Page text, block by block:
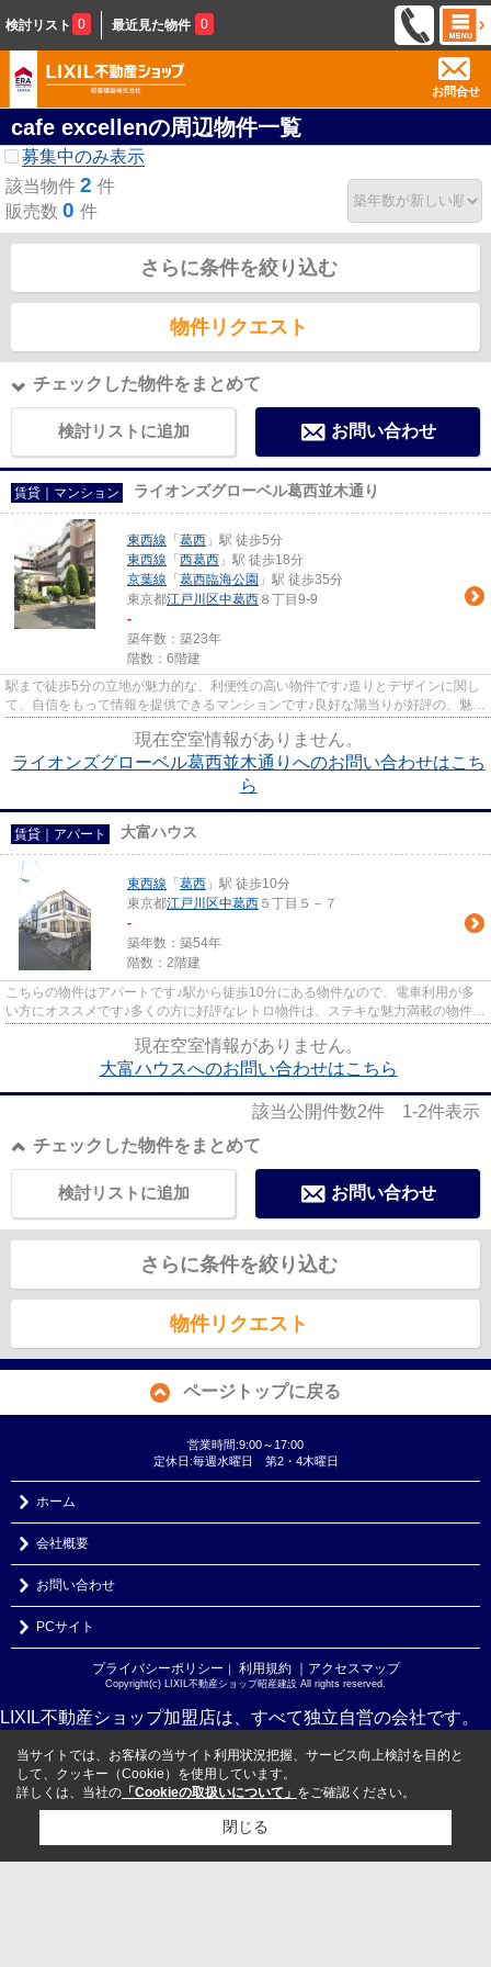
検討リスト 0 最近見た物件 0
お問合せ
cafe excellenの周辺物件一覧
募集中のみ表示
該当物件 2 件
販売数 0 件
さらに条件を絞り込む
物件リクエスト
チェックした物件をまとめて
検討リストに追加 お問い合わせ
賃貸｜マンション ライオンズグローベル葛西並木通り
東西線 「 葛西 」駅 徒歩5分
東西線 「 西葛西 」駅 徒歩18分
京葉線 「 葛西臨海公園 」駅 徒歩35分
東京都江戸川区中葛西 ８丁目9-9
-
築年数：築23年
階数：6階建
駅まで徒歩5分の立地が魅力的な、利便性の高い物件です♪造りとデザインに関し
て、自信をもって情報を提供できるマンションです♪良好な陽当りが好評の、魅力
現在空室情報がありません。
ライオンズグローベル葛西並木通りへのお問い合わせはこち
ら
賃貸｜アパート 大富ハウス
東西線 「 葛西 」駅 徒歩10分
東京都江戸川区中葛西 ５丁目５－７
-
築年数：築54年
階数：2階建
こちらの物件はアパートです♪駅から徒歩10分にある物件なので、電車利用が多
い方にオススメです♪多くの方に好評なレトロ物件は、ステキな魅力満載の物件で
現在空室情報がありません。
大富ハウスへのお問い合わせはこちら
該当公開件数2件 1-2件表示
チェックした物件をまとめて
お問い合わせ
検討リストに追加
さらに条件を絞り込む
物件リクエスト
ページトップに戻る
営業時間:9:00～17:00
定休日:毎週水曜日 第2・4木曜日
ホーム
会社概要
お問い合わせ
PCサイト
プライバシーポリシー ｜ 利用規約 ｜アクセスマップ
Copyright(c) LIXIL不動産ショップ昭産建設 All rights reserved.
LIXIL不動産ショップ加盟店は、すべて独立自営の会社です。
当サイトでは、お客様の当サイト利用状況把握、サービス向上検討を目的と
して、クッキー（Cookie）を使用しています。
詳しくは、当社の 「Cookieの取扱いについて」 をご確認ください。
閉じる